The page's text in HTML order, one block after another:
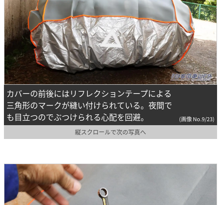
カバーの前後にはリフレクションテープによる
三角形のマークが縫い付けられている。夜間で
も目立つのでぶつけられる心配を回避。
(画像 No.9/23)
縦スクロールで次の写真へ